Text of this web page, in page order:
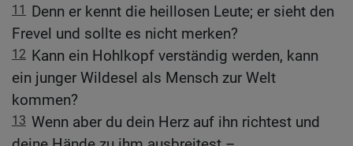
11
Denn er kennt die heillosen Leute; er sieht den
Frevel und sollte es nicht merken?
12 Kann ein Hohlkopf verständig werden, kann
ein junger Wildesel als Mensch zur Welt
kommen?
13 Wenn aber du dein Herz auf ihn richtest und